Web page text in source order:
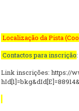
Localização da Pista
Contactos para inscrição:
Link inscrições: https://